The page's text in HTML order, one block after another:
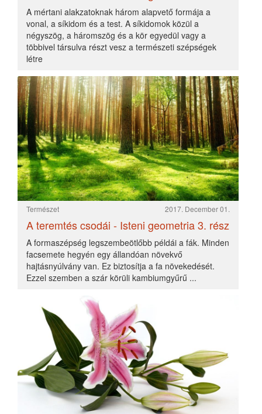
« 1 2 3 »
TERMÉSZET
Változó földünk
2019. Február 11.
Az ember, akinek viszonylag rövid élettartam adatott meg,
abban a hiszemben él, hogy a Föld felszíne változatlan. A
természeti tájakat formáló erők ugyanis általában
észrevehetetlenül lassúak.
Olvasd tovább
A teremtés csodái - Isteni geometria 3. rész